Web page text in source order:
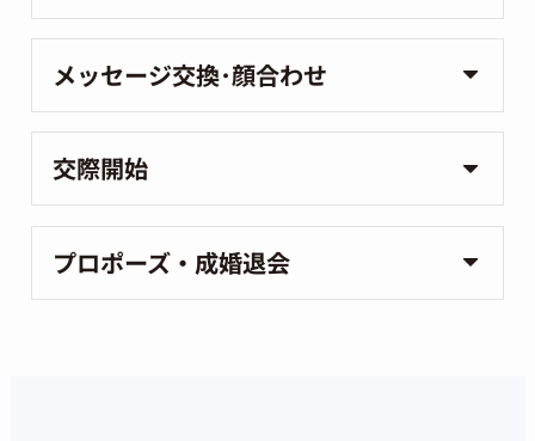
メッセージ交換･顔合わせ
交際開始
プロポーズ・成婚退会